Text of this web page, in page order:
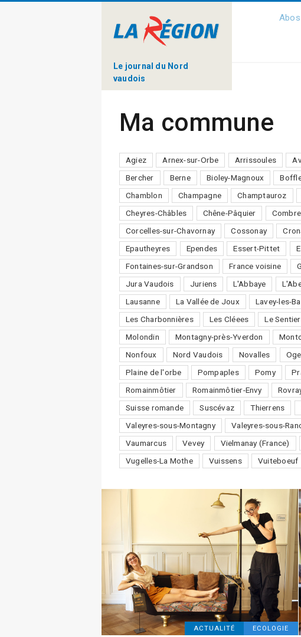
Le journal du Nord
vaudois
Abos
Ma commune
Agiez Arnex-sur-Orbe Arrissoules
Bercher
Berne Bioley-Magnoux
Chamblon
Champagne Champtauroz
Cheyres-Châbles
Chêne-Pâquier
Corcelles-sur-Chavornay
Cossonay
Epautheyres
Ependes Essert-Pittet
Fontaines-sur-Grandson
France voisine
Jura Vaudois
Juriens L'Abbaye
Lausanne
La Vallée de Joux Lavey-les-
Les Charbonnières
Les Cléees Le Sentier
Molondin
Montagny-près-Yverdon
Nonfoux
Nord Vaudois Novalles
Plaine de l'orbe
Pompaples Pomy
Romainmôtier
Romainmôtier-Envy
Suisse romande
Suscévaz Thierrens
Valeyres-sous-Montagny
Valeyres-sous-
Vaumarcus
Vevey Vielmanay (France)
Vugelles-La Mothe
Vuissens Vuiteboeuf
ACTUALITÉ ECOLOGIE